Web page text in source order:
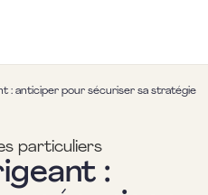
: anticiper pour sécuriser sa stratégie
particuliers
: